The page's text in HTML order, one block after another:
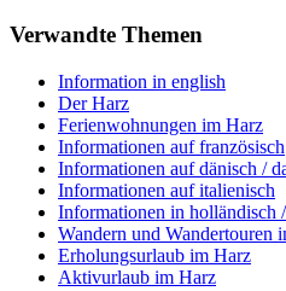
Verwandte Themen
Information in english
Der Harz
Ferienwohnungen im Harz
Informationen auf französisch
Informationen auf dänisch /
Informationen auf italienisch
Informationen in holländisch
Wandern und Wandertouren
Erholungsurlaub im Harz
Aktivurlaub im Harz